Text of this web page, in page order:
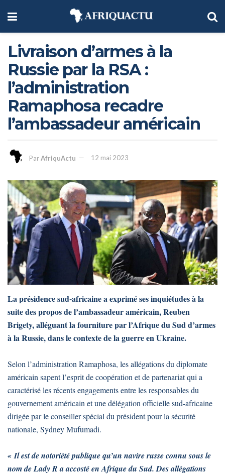
Livraison d’armes à la
Russie par la RSA :
l’administration
Ramaphosa recadre
l’ambassadeur américain
ParAfriquActu 12 mai 2023
La présidence sud-africaine a exprimé ses inquiétudes à la
suite des propos de l’ambassadeur américain, Reuben
Brigety, alléguant la fourniture par l’Afrique du Sud d’armes
à la Russie, dans le contexte de la guerre en Ukraine.
Selon l’administration Ramaphosa, les allégations du diplomate
américain sapent l’esprit de coopération et de partenariat qui a
caractérisé les récents engagements entre les responsables du
gouvernement américain et une délégation officielle sud-africaine
dirigée par le conseiller spécial du président pour la sécurité
nationale, Sydney Mufumadi.
« Il est de notoriété publique qu’un navire russe connu sous le
nom de Lady R a accosté en Afrique du Sud. Des allégations